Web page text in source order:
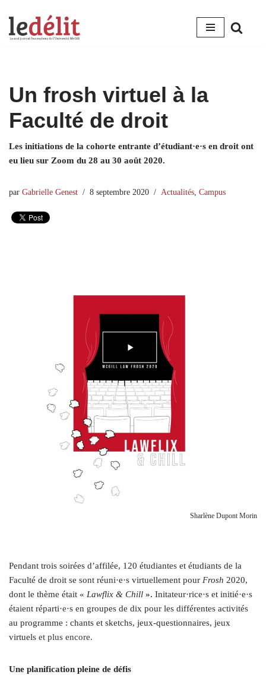
Aller
Un frosh virtuel à la
Faculté de droit
Les initiations de la cohorte entrante d’étudiant·e·s en droit ont
eu lieu sur Zoom du 28 au 30 août 2020.
par Gabrielle Genest 8 septembre 2020 Actualités Campus
Sharlène Dupont Morin
Pendant trois soirées d’affilée, 120 étudiantes et étudiants de la
Faculté de droit se sont réuni·e·s virtuellement pour Frosh 2020,
dont le thème était « Lawflix & Chill ». Initateur·rice·s et initié·e·s
étaient réparti·e·s en groupes de dix pour les différentes activités
au programme : chants et sketchs, jeux-questionnaires, jeux
virtuels et plus encore.
Une planification pleine de défis